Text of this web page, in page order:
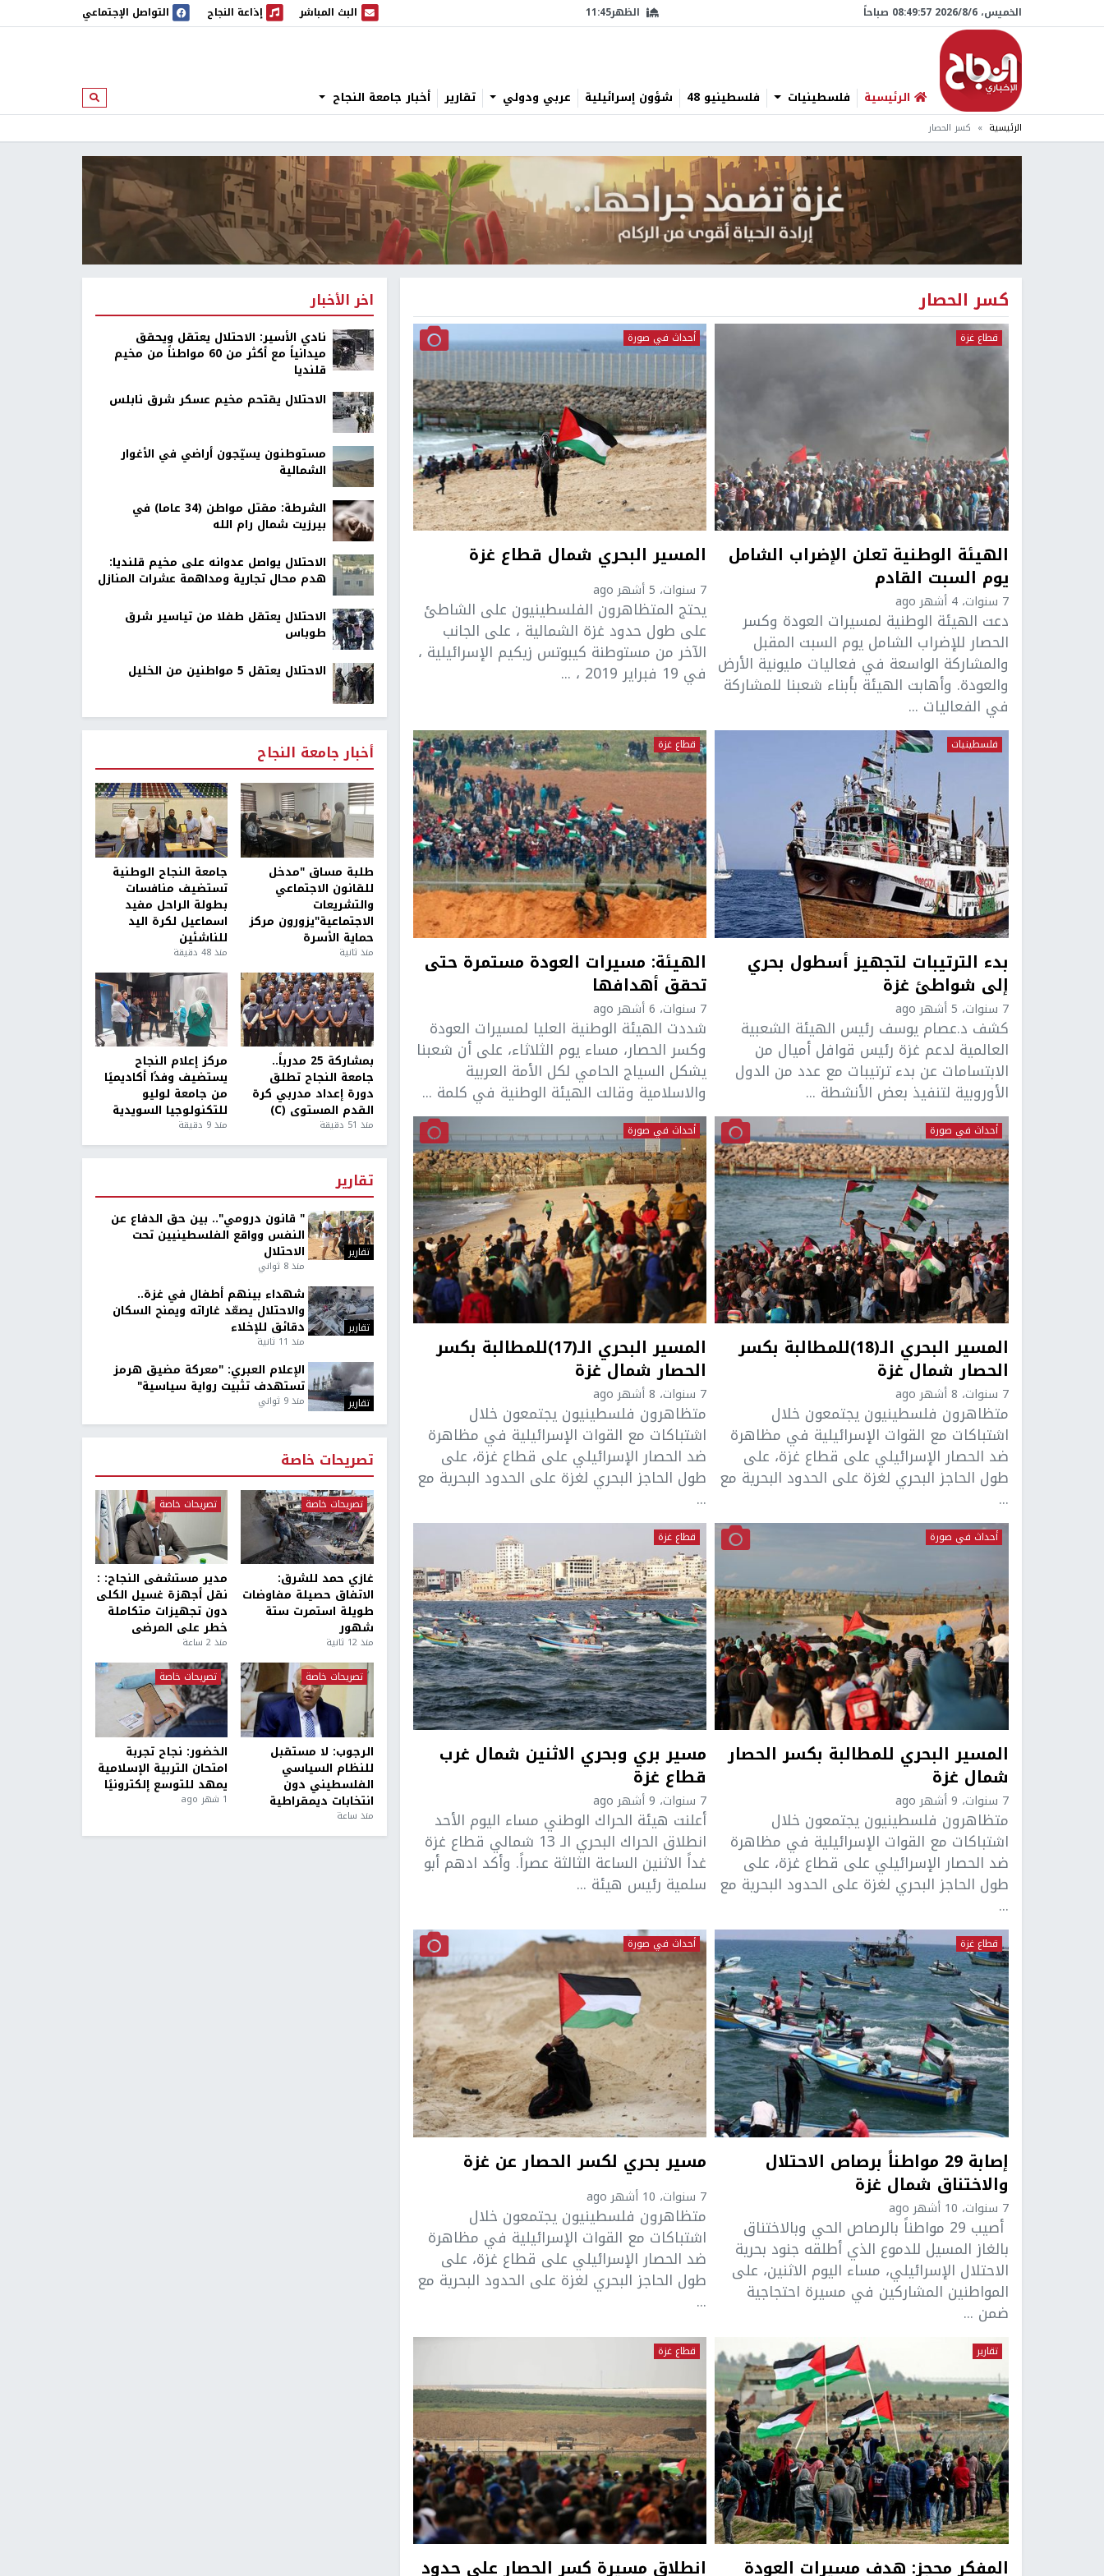
الخميس، 6/‏8/‏2026 08:49:58 صباحاً الظهر11:45 البث المباشر
البث المباشر إذاعة النجاح
إذاعة النجاح التواصل الإجتماعي
الرئيسية فلسطينيات فلسطينيو 48 شؤون إسرائيلية عربي ودولي تقارير أخبار جامعة النجاح ابحث
الرئيسية كسر الحصار
كسر الحصار
قطاع غزة
الهيئة الوطنية تعلن الإضراب الشامل
يوم السبت القادم
7 سنوات، 4 أشهر ago
دعت الهيئة الوطنية لمسيرات العودة وكسر
الحصار للإضراب الشامل يوم السبت المقبل
والمشاركة الواسعة في فعاليات مليونية الأرض
والعودة. وأهابت الهيئة بأبناء شعبنا للمشاركة
في الفعاليات ...
أحداث في صورة
المسير البحري شمال قطاع غزة
7 سنوات، 5 أشهر ago
يحتج المتظاهرون الفلسطينيون على الشاطئ
على طول حدود غزة الشمالية ، على الجانب
الآخر من مستوطنة كيبوتس زيكيم الإسرائيلية ،
في 19 فبراير 2019 ، ...
فلسطينيات
بدء الترتيبات لتجهيز أسطول بحري
إلى شواطئ غزة
7 سنوات، 5 أشهر ago
كشف د.عصام يوسف رئيس الهيئة الشعبية
العالمية لدعم غزة رئيس قوافل أميال من
الابتسامات عن بدء ترتيبات مع عدد من الدول
الأوروبية لتنفيذ بعض الأنشطة ...
قطاع غزة
الهيئة: مسيرات العودة مستمرة حتى
تحقق أهدافها
7 سنوات، 6 أشهر ago
شددت الهيئة الوطنية العليا لمسيرات العودة
وكسر الحصار، مساء يوم الثلاثاء، على أن شعبنا
يشكل السياج الحامي لكل الأمة العربية
والاسلامية وقالت الهيئة الوطنية في كلمة ...
أحداث في صورة
المسير البحري الـ(18)للمطالبة بكسر
الحصار شمال غزة
7 سنوات، 8 أشهر ago
متظاهرون فلسطينيون يجتمعون خلال
اشتباكات مع القوات الإسرائيلية في مظاهرة
ضد الحصار الإسرائيلي على قطاع غزة، على
طول الحاجز البحري لغزة على الحدود البحرية مع
...
أحداث في صورة
المسير البحري الـ(17)للمطالبة بكسر
الحصار شمال غزة
7 سنوات، 8 أشهر ago
متظاهرون فلسطينيون يجتمعون خلال
اشتباكات مع القوات الإسرائيلية في مظاهرة
ضد الحصار الإسرائيلي على قطاع غزة، على
طول الحاجز البحري لغزة على الحدود البحرية مع
...
أحداث في صورة
المسير البحري للمطالبة بكسر الحصار
شمال غزة
7 سنوات، 9 أشهر ago
متظاهرون فلسطينيون يجتمعون خلال
اشتباكات مع القوات الإسرائيلية في مظاهرة
ضد الحصار الإسرائيلي على قطاع غزة، على
طول الحاجز البحري لغزة على الحدود البحرية مع
...
قطاع غزة
مسير بري وبحري الاثنين شمال غرب
قطاع غزة
7 سنوات، 9 أشهر ago
أعلنت هيئة الحراك الوطني مساء اليوم الأحد
انطلاق الحراك البحري الـ 13 شمالي قطاع غزة
غداً الاثنين الساعة الثالثة عصراً. وأكد ادهم أبو
سلمية رئيس هيئة ...
قطاع غزة
إصابة 29 مواطناً برصاص الاحتلال
والاختناق شمال غزة
7 سنوات، 10 أشهر ago
أصيب 29 مواطناً بالرصاص الحي وبالاختناق
بالغاز المسيل للدموع الذي أطلقه جنود بحرية
الاحتلال الإسرائيلي، مساء اليوم الاثنين، على
المواطنين المشاركين في مسيرة احتجاجية
ضمن ...
أحداث في صورة
مسير بحري لكسر الحصار عن غزة
7 سنوات، 10 أشهر ago
متظاهرون فلسطينيون يجتمعون خلال
اشتباكات مع القوات الإسرائيلية في مظاهرة
ضد الحصار الإسرائيلي على قطاع غزة، على
طول الحاجز البحري لغزة على الحدود البحرية مع
...
تقارير
المفكر محجز: هدف مسيرات العودة
قطاع غزة
انطلاق مسيرة كسر الحصار على حدود
اخر الأخبار
نادي الأسير: الاحتلال يعتقل ويحقق
ميدانياً مع أكثر من 60 مواطناً من مخيم
قلنديا
الاحتلال يقتحم مخيم عسكر شرق نابلس
مستوطنون يسيّجون أراضي في الأغوار
الشمالية
الشرطة: مقتل مواطن (34 عاما) في
بيرزيت شمال رام الله
الاحتلال يواصل عدوانه على مخيم قلنديا:
هدم محال تجارية ومداهمة عشرات المنازل
الاحتلال يعتقل طفلا من تياسير شرق
طوباس
الاحتلال يعتقل 5 مواطنين من الخليل
أخبار جامعة النجاح
طلبة مساق "مدخل
للقانون الاجتماعي
والتشريعات
الاجتماعية"يزورون مركز
حماية الأسرة
منذ ثانية
جامعة النجاح الوطنية
تستضيف منافسات
بطولة الراحل مفيد
اسماعيل لكرة اليد
للناشئين
منذ 48 دقيقة
بمشاركة 25 مدرباً..
جامعة النجاح تطلق
دورة إعداد مدربي كرة
القدم المستوى (C)
منذ 51 دقيقة
مركز إعلام النجاح
يستضيف وفدًا أكاديميًا
من جامعة لوليو
للتكنولوجيا السويدية
منذ 9 دقيقة
تقارير
تقارير
" قانون درومي".. بين حق الدفاع عن
النفس وواقع الفلسطينيين تحت
الاحتلال
منذ 8 ثواني
تقارير
شهداء بينهم أطفال في غزة..
والاحتلال يصعّد غاراته ويمنح السكان
دقائق للإخلاء
منذ 11 ثانية
تقارير
الإعلام العبري: "معركة مضيق هرمز
تستهدف تثبيت رواية سياسية"
منذ 9 ثواني
تصريحات خاصة
تصريحات خاصة
غازي حمد للشرق:
الاتفاق حصيلة مفاوضات
طويلة استمرت ستة
شهور
منذ 12 ثانية
تصريحات خاصة
مدير مستشفى النجاح: :
نقل أجهزة غسيل الكلى
دون تجهيزات متكاملة
خطر على المرضى
منذ 2 ساعة
تصريحات خاصة
الرجوب: لا مستقبل
للنظام السياسي
الفلسطيني دون
انتخابات ديمقراطية
منذ ساعة
تصريحات خاصة
الخضور: نجاح تجربة
امتحان التربية الإسلامية
يمهد للتوسع إلكترونيًا
1 شهر ago